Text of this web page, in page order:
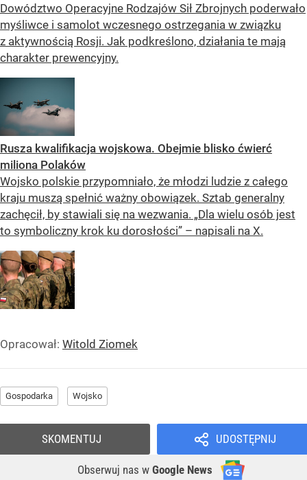
Dowództwo Operacyjne Rodzajów Sił Zbrojnych poderwało
myśliwce i samolot wczesnego ostrzegania w związku
z aktywnością Rosji. Jak podkreślono, działania te mają
charakter prewencyjny.
Rusza kwalifikacja wojskowa. Obejmie blisko ćwierć
miliona Polaków
Wojsko polskie przypomniało, że młodzi ludzie z całego
kraju muszą spełnić ważny obowiązek. Sztab generalny
zachęcił, by stawiali się na wezwania. „Dla wielu osób jest
to symboliczny krok ku dorosłości” – napisali na X.
Opracował: Witold Ziomek
Gospodarka Wojsko
UDOSTĘPNIJ
Obserwuj nas w Google News
SKOMENTUJ